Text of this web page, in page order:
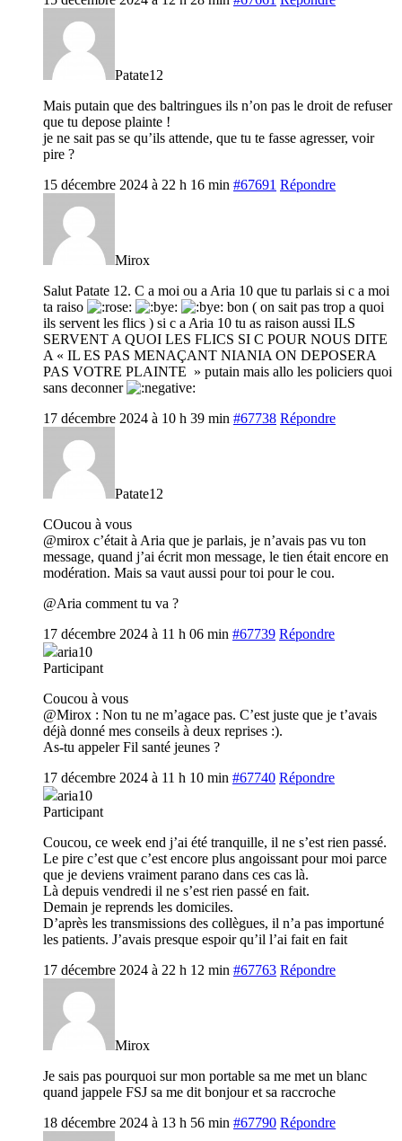
Patate12
Mais putain que des baltringues ils n’on pas le droit de refuser
que tu depose plainte !
je ne sait pas se qu’ils attende, que tu te fasse agresser, voir
pire ?
15 décembre 2024 à 22 h 16 min #67691 Répondre
Mirox
Salut Patate 12. C a moi ou a Aria 10 que tu parlais si c a moi
ta raiso
bon ( on sait pas trop a quoi
ils servent les flics ) si c a Aria 10 tu as raison aussi ILS
SERVENT A QUOI LES FLICS SI C POUR NOUS DITE
A « IL ES PAS MENAÇANT NIANIA ON DEPOSERA
PAS VOTRE PLAINTE » putain mais allo les policiers quoi
sans deconner
17 décembre 2024 à 10 h 39 min #67738 Répondre
Patate12
COucou à vous
@mirox c’était à Aria que je parlais, je n’avais pas vu ton
message, quand j’ai écrit mon message, le tien était encore en
modération. Mais sa vaut aussi pour toi pour le cou.
@Aria comment tu va ?
17 décembre 2024 à 11 h 06 min #67739 Répondre
aria10
Participant
Coucou à vous
@Mirox : Non tu ne m’agace pas. C’est juste que je t’avais
déjà donné mes conseils à deux reprises :).
As-tu appeler Fil santé jeunes ?
17 décembre 2024 à 11 h 10 min #67740 Répondre
aria10
Participant
Coucou, ce week end j’ai été tranquille, il ne s’est rien passé.
Le pire c’est que c’est encore plus angoissant pour moi parce
que je deviens vraiment parano dans ces cas là.
Là depuis vendredi il ne s’est rien passé en fait.
Demain je reprends les domiciles.
D’après les transmissions des collègues, il n’a pas importuné
les patients. J’avais presque espoir qu’il l’ai fait en fait
17 décembre 2024 à 22 h 12 min #67763 Répondre
Mirox
Je sais pas pourquoi sur mon portable sa me met un blanc
quand jappele FSJ sa me dit bonjour et sa raccroche
18 décembre 2024 à 13 h 56 min #67790 Répondre